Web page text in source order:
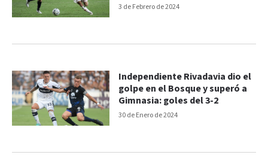
3 de Febrero de 2024
30 de Enero de 2024
Independiente Rivadavia dio el
golpe en el Bosque y superó a
Gimnasia: goles del 3-2